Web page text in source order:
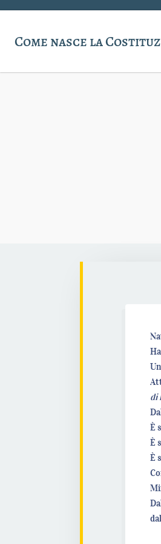
Come nasce la
di
È
È
È